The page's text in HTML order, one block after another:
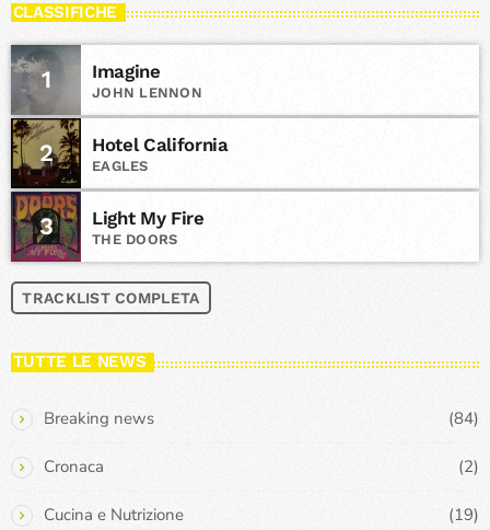
CLASSIFICHE
1 Imagine
JOHN LENNON
2 Hotel California
EAGLES
3 Light My Fire
THE DOORS
TRACKLIST COMPLETA
TUTTE LE NEWS
Breaking news (84)
Cronaca (2)
Cucina e Nutrizione (19)